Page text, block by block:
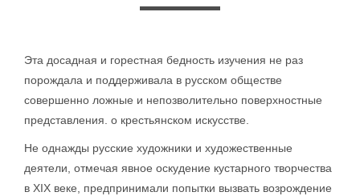
Эта досадная и горестная бедность изучения не раз
порождала и поддерживала в русском обществе
совершенно ложные и непозволительно поверхностные
представления. о крестьянском искусстве.
Не однажды русские художники и художественные
деятели, отмечая явное оскудение кустарного творчества
в XIX веке, предпринимали попытки вызвать возрождение